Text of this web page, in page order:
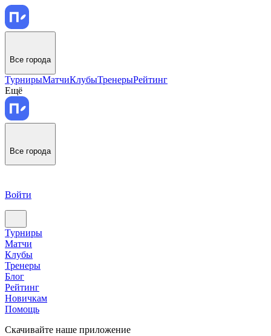
Все города
ТурнирыМатчиКлубыТренерыРейтинг
Ещё
Все города
Войти
Турниры
Матчи
Клубы
Тренеры
Блог
Рейтинг
Новичкам
Помощь
Скачивайте наше приложение